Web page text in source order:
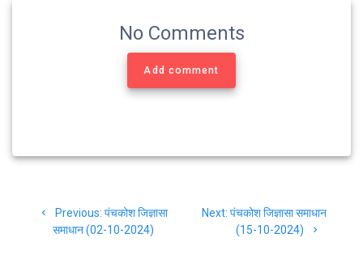
o
o
a
p
No Comments
Add comment
navigation
Previous: Previous
post:
पंचकोश जिज्ञासा
समाधान (02-10-2024)
Next: Next
post:
पंचकोश जिज्ञासा समाधान
(15-10-2024)